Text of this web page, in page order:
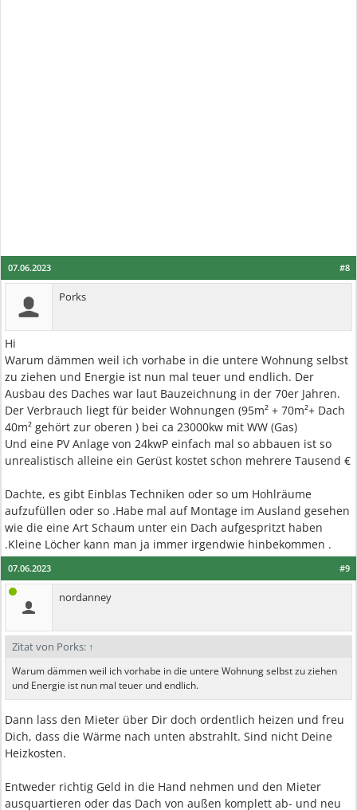
#8
07.06.2023
Porks
Hi
Warum dämmen weil ich vorhabe in die untere Wohnung selbst
zu ziehen und Energie ist nun mal teuer und endlich. Der
Ausbau des Daches war laut Bauzeichnung in der 70er Jahren.
Der Verbrauch liegt für beider Wohnungen (95m² + 70m²+ Dach
40m² gehört zur oberen ) bei ca 23000kw mit WW (Gas)
Und eine PV Anlage von 24kwP einfach mal so abbauen ist so
unrealistisch alleine ein Gerüst kostet schon mehrere Tausend €
Dachte, es gibt Einblas Techniken oder so um Hohlräume
aufzufüllen oder so .Habe mal auf Montage im Ausland gesehen
wie die eine Art Schaum unter ein Dach aufgespritzt haben
.Kleine Löcher kann man ja immer irgendwie hinbekommen .
#9
07.06.2023
nordanney
Zitat von Porks: ↑
Warum dämmen weil ich vorhabe in die untere Wohnung selbst zu ziehen
und Energie ist nun mal teuer und endlich.
Dann lass den Mieter über Dir doch ordentlich heizen und freu
Dich, dass die Wärme nach unten abstrahlt. Sind nicht Deine
Heizkosten.
Entweder richtig Geld in die Hand nehmen und den Mieter
ausquartieren oder das Dach von außen komplett ab- und neu